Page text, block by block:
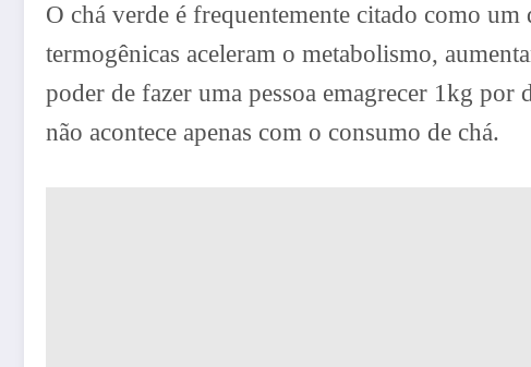
O chá verde é frequentemente citado como
termogênicas aceleram o metabolismo,
poder de fazer uma pessoa emagrecer 1kg
não acontece apenas com o consumo de chá.